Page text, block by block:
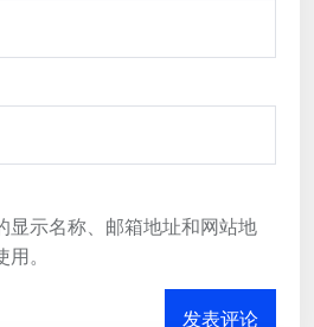
显示名称、邮箱地址和网站地
。